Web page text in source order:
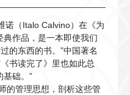
诺（Italo Calvino）在《为
典作品，是一本即使我们
的东西的书。”中国著名
书读完了》里也如此总
基础。”
的管理思想，剖析这些管